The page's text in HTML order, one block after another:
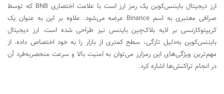
ارز دیجیتال بایننس‌کوین یک رمز ارز است با علامت اختصاریBNB که توسط
صرافی معتبری به اسم Binance عرضه می‌شود. علاوه بر این به‌ عنوان یک
کریپتوکارنسی بر لایه بلاک‌چین بایننس نیز طراحی شده است. ارز دیجیتال
بایننس‌کوین به‌دلیل تازگی، سطح کمتری از بازار را به خود اختصاص داده. از
مهم‌ترین ویژگی‌های این رمزارز می‌توان به امنیت بالا و سرعت منحصربه‌فرد آن
در انجام تراکنش‌ها اشاره کرد.